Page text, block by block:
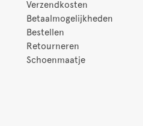
Verzendkosten
Betaalmogelijkheden
Bestellen
Retourneren
Schoenmaatje